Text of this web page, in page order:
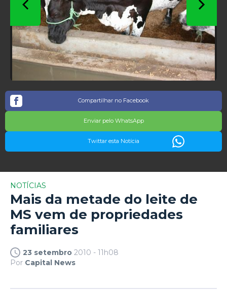
Compartilhar no Facebook
Enviar pelo WhatsApp
Twittar esta Notícia
NOTÍCIAS
Mais da metade do leite de
MS vem de propriedades
familiares
23 setembro 2010 - 11h08
Por Capital News